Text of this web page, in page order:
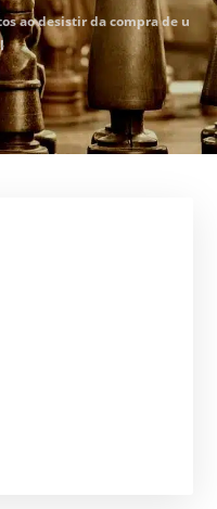
ao desistir da compra de u